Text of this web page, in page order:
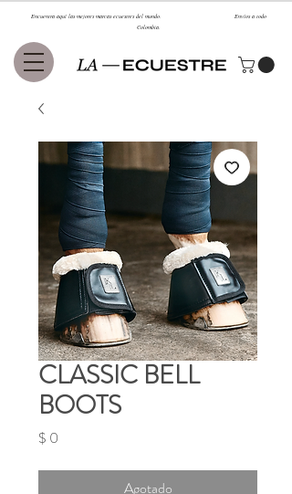
Encuentra aquí las mejores marcas ecuestres del mundo. Envíos a todo
Colombia.
CLASSIC BELL
BOOTS
$ 0
Agotado